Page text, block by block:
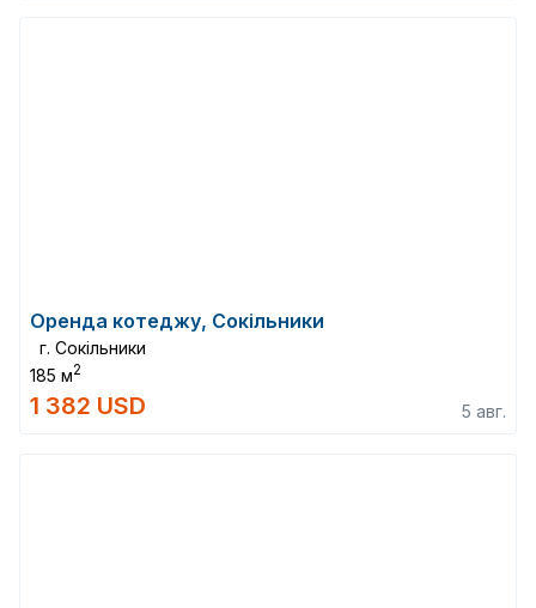
Оренда котеджу, Сокільники
г. Сокільники
185 м2
1 382 USD 5 авг.